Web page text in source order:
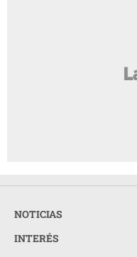
NOTICIAS
INTERÉS